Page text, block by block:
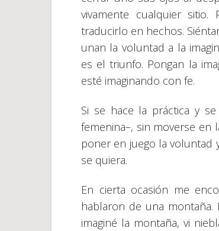
vivamente cualquier
traducirlo en hechos.
unan la voluntad a la
es el triunfo. Pongan la
esté imaginando con fe.
Si se hace la práctica y
femenina–, sin moverse en
poner en juego la voluntad
se quiera.
En cierta ocasión me
hablaron de una
imaginé la montaña, vi